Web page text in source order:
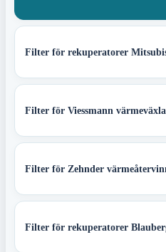
Filter för rekuperatorer
Filter för Viessmann
Filter för Zehnder
Filter för rekuperatorer